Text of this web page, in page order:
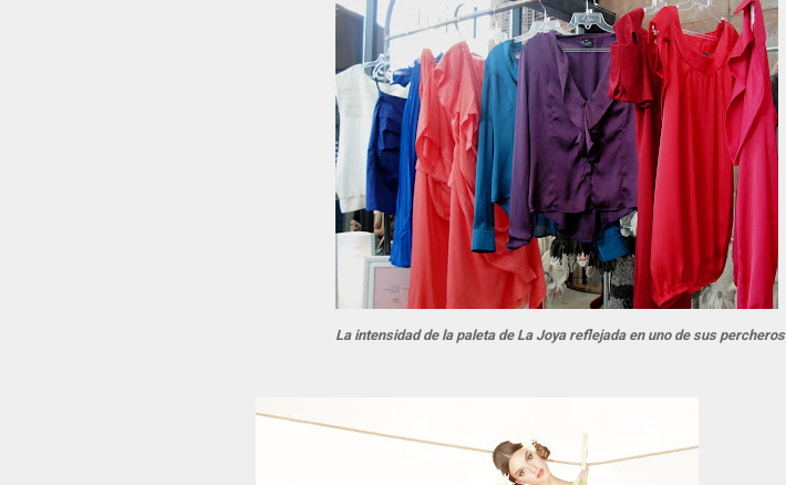
La intensidad de la paleta de La Joya reflejada en uno de sus percheros